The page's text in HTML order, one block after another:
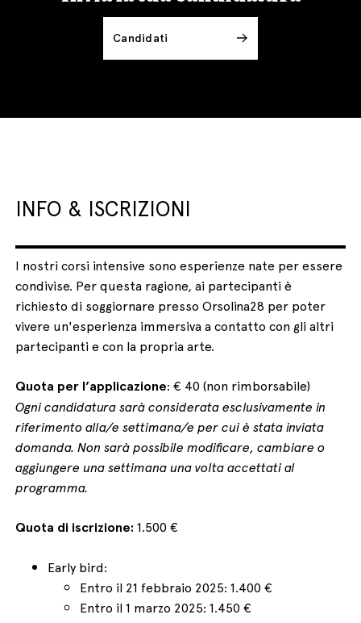
Candidati
INFO & ISCRIZIONI
I nostri corsi intensive sono esperienze nate per essere
condivise. Per questa ragione, ai partecipanti è
richiesto di soggiornare presso Orsolina28 per poter
vivere un'esperienza immersiva a contatto con gli altri
partecipanti e con la propria arte.
Quota per l’applicazione: € 40 (non rimborsabile)
Ogni candidatura sarà considerata esclusivamente in
riferimento alla/e settimana/e per cui è stata inviata
domanda. Non sarà possibile modificare, cambiare o
aggiungere una settimana una volta accettati al
programma.
Quota di iscrizione: 1.500 €
Early bird:
Entro il 21 febbraio 2025: 1.400 €
Entro il 1 marzo 2025: 1.450 €